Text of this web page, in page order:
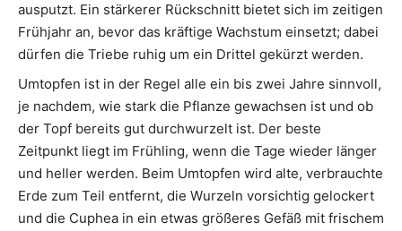
ausputzt. Ein stärkerer Rückschnitt bietet sich im zeitigen
Frühjahr an, bevor das kräftige Wachstum einsetzt; dabei
dürfen die Triebe ruhig um ein Drittel gekürzt werden.
Umtopfen ist in der Regel alle ein bis zwei Jahre sinnvoll,
je nachdem, wie stark die Pflanze gewachsen ist und ob
der Topf bereits gut durchwurzelt ist. Der beste
Zeitpunkt liegt im Frühling, wenn die Tage wieder länger
und heller werden. Beim Umtopfen wird alte, verbrauchte
Erde zum Teil entfernt, die Wurzeln vorsichtig gelockert
und die Cuphea in ein etwas größeres Gefäß mit frischem